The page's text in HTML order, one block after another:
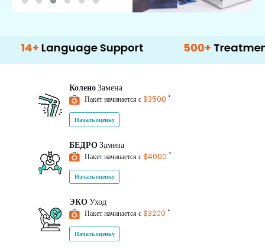
Support 500+ Treatment
КоленоЗамена
Пакет начинается с$3500 *
Начать оценку
БЕДРОЗамена
Пакет начинается с$4000 *
Начать оценку
ЭКОУход
Пакет начинается с$3200 *
Начать оценку